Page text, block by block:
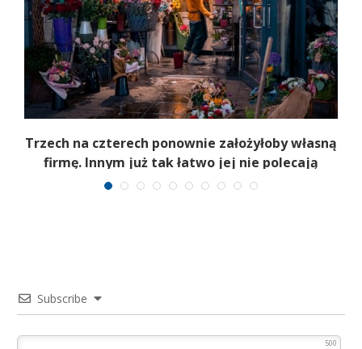
Trzech na czterech ponownie założyłoby własną
firmę. Innym już tak łatwo jej nie polecają
Subscribe
500